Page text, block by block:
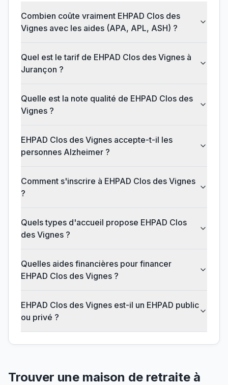
Combien coûte vraiment EHPAD Clos des
Vignes avec les aides (APA, APL, ASH) ?
Quel est le tarif de EHPAD Clos des Vignes à
Jurançon ?
Quelle est la note qualité de EHPAD Clos des
Vignes ?
EHPAD Clos des Vignes accepte-t-il les
personnes Alzheimer ?
Comment s'inscrire à EHPAD Clos des Vignes
?
Quels types d'accueil propose EHPAD Clos
des Vignes ?
Quelles aides financières pour financer
EHPAD Clos des Vignes ?
EHPAD Clos des Vignes est-il un EHPAD public
ou privé ?
Trouver une maison de retraite à